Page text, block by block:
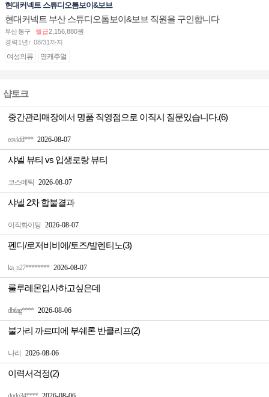
현대커넥트 스튜디오톰보이&보브
현대커넥트 부산 스튜디오톰보이&보브 직원을 구인합니다
부산 동구 월급2,156,880원
경력1년↑ 08/31까지
여성의류 영캐주얼
샵토크
eovkfd*** 2026-08-07
중간관리매장에서 명품 직영점으로 이직시 질문있습니다.(6)
코스메틱 2026-08-07
샤넬 뷰티 vs 입생로랑 뷰티
이직화이팅 2026-08-07
샤넬 2차 합불결과
ka_n27******** 2026-08-07
펜디/로저비비에/토즈/발렌티노(3)
dbtlag**** 2026-08-06
룰루레몬입사하고싶은데
나리 2026-08-06
불가리 까르띠에 부쉐론 반클리프(2)
이력서걱정(2)